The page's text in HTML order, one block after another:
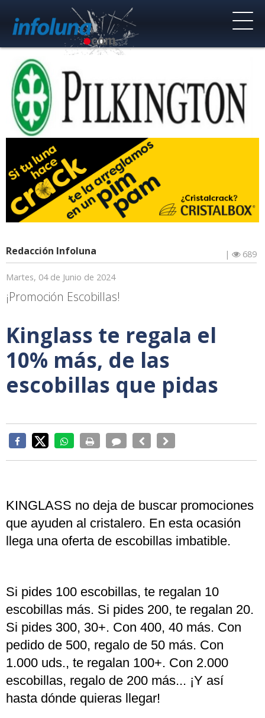
Redacción Infoluna | 689
Martes, 04 de Junio de 2024
¡Promoción Escobillas!
Kinglass te regala el
10% más, de las
escobillas que pidas
KINGLASS no deja de buscar promociones
que ayuden al cristalero. En esta ocasión
llega una oferta de escobillas imbatible.
Si pides 100 escobillas, te regalan 10
escobillas más. Si pides 200, te regalan 20.
Si pides 300, 30+. Con 400, 40 más. Con
pedido de 500, regalo de 50 más. Con
1.000 uds., te regalan 100+. Con 2.000
escobillas, regalo de 200 más... ¡Y así
hasta dónde quieras llegar!